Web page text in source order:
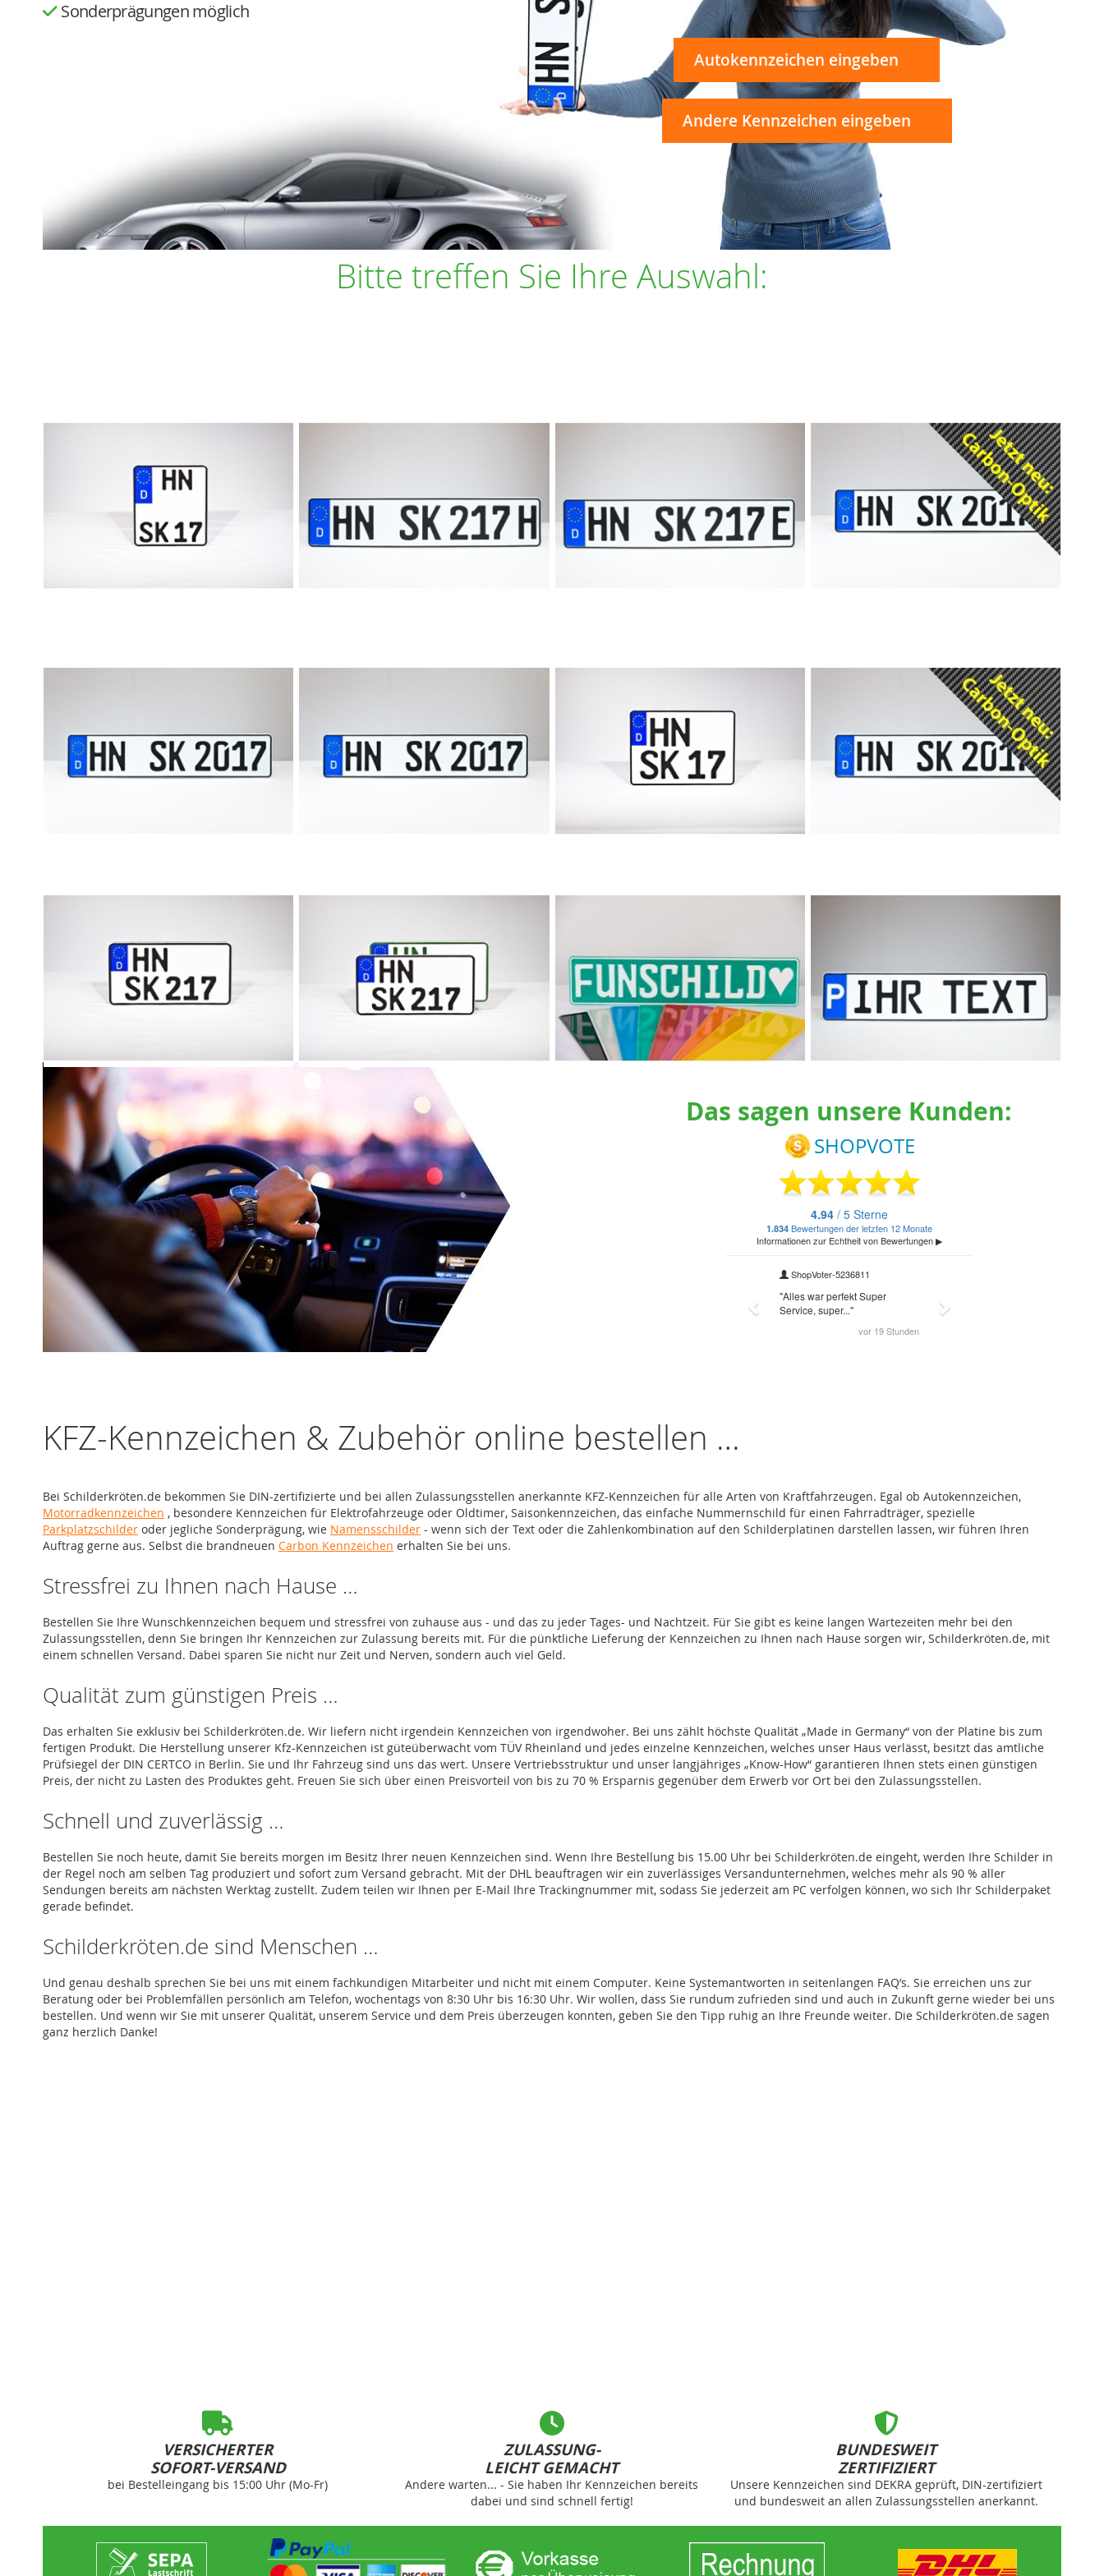
Sonderprägungen möglich
Autokennzeichen eingeben
Andere Kennzeichen eingeben
Bitte treffen Sie Ihre Auswahl:
Motorradkennzeichen Oldtimer H-Kennzeichen Elektrofahrzeug E-Kennzeichen
Elektrofahrzeug E-Kennzeichen
Autokennzeichen Fahrradträger / Anhänger Quad-Kennzeichen Autokennzeichen Carbon
Leichtkraftrad-Kennzeichen Traktor-Kennzeichen Funschild Parkplatzschild
Das sagen unsere Kunden:
KFZ-Kennzeichen & Zubehör online bestellen …
Bei Schilderkröten.de bekommen Sie DIN-zertifizierte und bei allen Zulassungsstellen anerkannte KFZ-Kennzeichen für alle Arten von Kraftfahrzeugen. Egal ob Autokennzeichen,
Motorradkennzeichen , besondere Kennzeichen für Elektrofahrzeuge oder Oldtimer, Saisonkennzeichen, das einfache Nummernschild für einen Fahrradträger, spezielle
Parkplatzschilder oder jegliche Sonderprägung, wie Namensschilder - wenn sich der Text oder die Zahlenkombination auf den Schilderplatinen darstellen lassen, wir führen Ihren
Auftrag gerne aus. Selbst die brandneuen Carbon Kennzeichen erhalten Sie bei uns.
Stressfrei zu Ihnen nach Hause …
Bestellen Sie Ihre Wunschkennzeichen bequem und stressfrei von zuhause aus - und das zu jeder Tages- und Nachtzeit. Für Sie gibt es keine langen Wartezeiten mehr bei den
Zulassungsstellen, denn Sie bringen Ihr Kennzeichen zur Zulassung bereits mit. Für die pünktliche Lieferung der Kennzeichen zu Ihnen nach Hause sorgen wir, Schilderkröten.de, mit
einem schnellen Versand. Dabei sparen Sie nicht nur Zeit und Nerven, sondern auch viel Geld.
Qualität zum günstigen Preis …
Das erhalten Sie exklusiv bei Schilderkröten.de. Wir liefern nicht irgendein Kennzeichen von irgendwoher. Bei uns zählt höchste Qualität „Made in Germany“ von der Platine bis zum
fertigen Produkt. Die Herstellung unserer Kfz-Kennzeichen ist güteüberwacht vom TÜV Rheinland und jedes einzelne Kennzeichen, welches unser Haus verlässt, besitzt das amtliche
Prüfsiegel der DIN CERTCO in Berlin. Sie und Ihr Fahrzeug sind uns das wert. Unsere Vertriebsstruktur und unser langjähriges „Know-How“ garantieren Ihnen stets einen günstigen
Preis, der nicht zu Lasten des Produktes geht. Freuen Sie sich über einen Preisvorteil von bis zu 70 % Ersparnis gegenüber dem Erwerb vor Ort bei den Zulassungsstellen.
Schnell und zuverlässig …
Bestellen Sie noch heute, damit Sie bereits morgen im Besitz Ihrer neuen Kennzeichen sind. Wenn Ihre Bestellung bis 15.00 Uhr bei Schilderkröten.de eingeht, werden Ihre Schilder in
der Regel noch am selben Tag produziert und sofort zum Versand gebracht. Mit der DHL beauftragen wir ein zuverlässiges Versandunternehmen, welches mehr als 90 % aller
Sendungen bereits am nächsten Werktag zustellt. Zudem teilen wir Ihnen per E-Mail Ihre Trackingnummer mit, sodass Sie jederzeit am PC verfolgen können, wo sich Ihr Schilderpaket
gerade befindet.
Schilderkröten.de sind Menschen …
Und genau deshalb sprechen Sie bei uns mit einem fachkundigen Mitarbeiter und nicht mit einem Computer. Keine Systemantworten in seitenlangen FAQ’s. Sie erreichen uns zur
Beratung oder bei Problemfällen persönlich am Telefon, wochentags von 8:30 Uhr bis 16:30 Uhr. Wir wollen, dass Sie rundum zufrieden sind und auch in Zukunft gerne wieder bei uns
bestellen. Und wenn wir Sie mit unserer Qualität, unserem Service und dem Preis überzeugen konnten, geben Sie den Tipp ruhig an Ihre Freunde weiter. Die Schilderkröten.de sagen
ganz herzlich Danke!
VERSICHERTER
SOFORT-VERSAND
bei Bestelleingang bis 15:00 Uhr (Mo-Fr)
ZULASSUNG-
LEICHT GEMACHT
Andere warten... - Sie haben Ihr Kennzeichen bereits
dabei und sind schnell fertig!
BUNDESWEIT
ZERTIFIZIERT
Unsere Kennzeichen sind DEKRA geprüft, DIN-zertifiziert
und bundesweit an allen Zulassungsstellen anerkannt.